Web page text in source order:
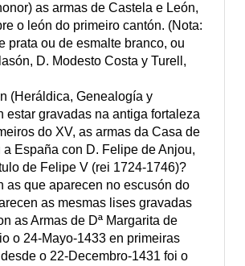
as armas de Castela e León,
o león do primeiro cantón. (Nota:
prata ou de esmalte branco, ou
D. Modesto Costa y Turell,
(Heráldica, Genealogía y
estar gravadas na antiga fortaleza
do XV, as armas da Casa de
España con D. Felipe de Anjou,
de Felipe V (rei 1724-1746)?
as que aparecen no escusón do
as mesmas lises gravadas
as Armas de Dª Margarita de
o 24-Mayo-1433 en primeiras
o 22-Decembro-1431 foi o